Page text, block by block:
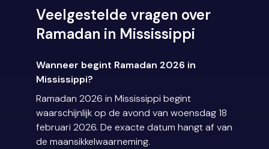
Veelgestelde vragen over
Ramadan in Mississippi
Wanneer begint Ramadan 2026 in
Mississippi?
Ramadan 2026 in Mississippi begint
waarschijnlijk op de avond van woensdag 18
februari 2026. De exacte datum hangt af van
de maansikkelwaarneming.